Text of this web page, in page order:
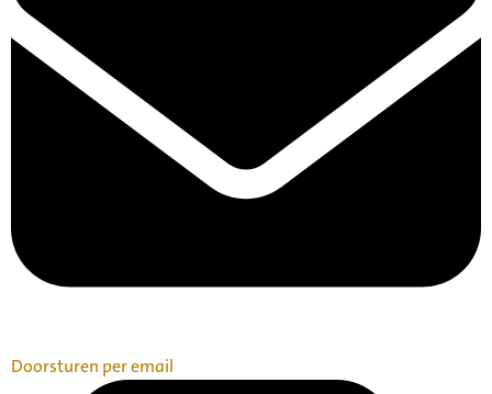
Doorsturen per email